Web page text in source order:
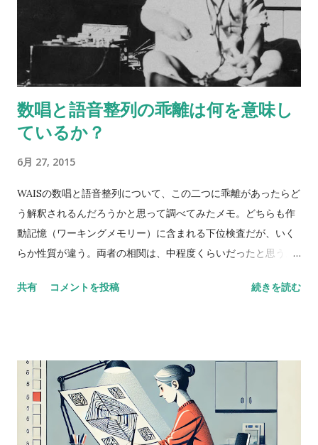
数唱と語音整列の乖離は何を意味し
ているか？
6月 27, 2015
WAISの数唱と語音整列について、この二つに乖離があったらど
う解釈されるんだろうかと思って調べてみたメモ。どちらも作
動記憶（ワーキングメモリー）に含まれる下位検査だが、いく
らか性質が違う。両者の相関は、中程度くらいだったと思う。
sequencing とある海外の掲示板（？）でのやりとり。 一方が
４点以上の乖離（discrepancy）があった場合は？ 実施した
ばかりのアセスメントを詳しく考えてみると、言葉の受容と表
出が明らかに難しいケースだったけど、視空間スキルと処理速
度はまったく問題なく保たれていた。-Miriam という問題提起
共有 コメントを投稿 続きを読む